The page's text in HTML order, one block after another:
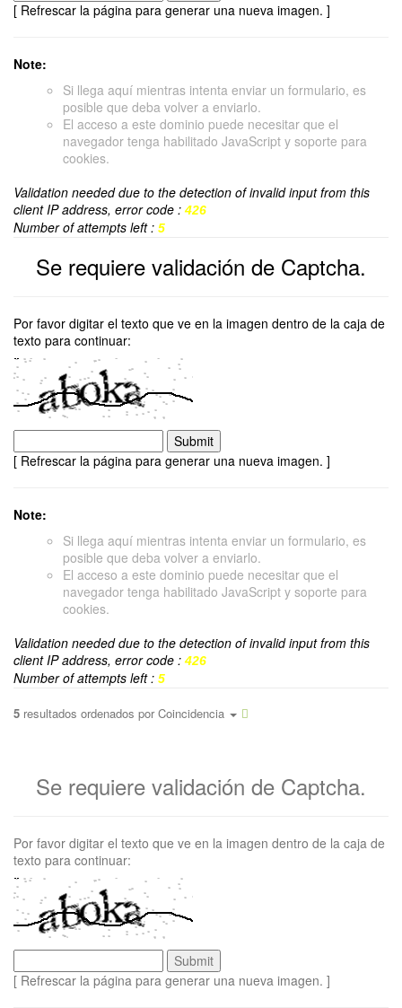
[ Refrescar la página para generar una nueva imagen. ]
Note:
Si llega aquí mientras intenta enviar un formulario, es
posible que deba volver a enviarlo.
El acceso a este dominio puede necesitar que el
navegador tenga habilitado JavaScript y soporte para
cookies.
Validation needed due to the detection of invalid input from this
client IP address, error code : 426
Number of attempts left : 5
Se requiere validación de Captcha.
Por favor digitar el texto que ve en la imagen dentro de la caja de
texto para continuar:
[ Refrescar la página para generar una nueva imagen. ]
Note:
Si llega aquí mientras intenta enviar un formulario, es
posible que deba volver a enviarlo.
El acceso a este dominio puede necesitar que el
navegador tenga habilitado JavaScript y soporte para
cookies.
Validation needed due to the detection of invalid input from this
client IP address, error code : 426
Number of attempts left : 5
5 resultados ordenados por Coincidencia
Se requiere validación de Captcha.
Por favor digitar el texto que ve en la imagen dentro de la caja de
texto para continuar:
[ Refrescar la página para generar una nueva imagen. ]